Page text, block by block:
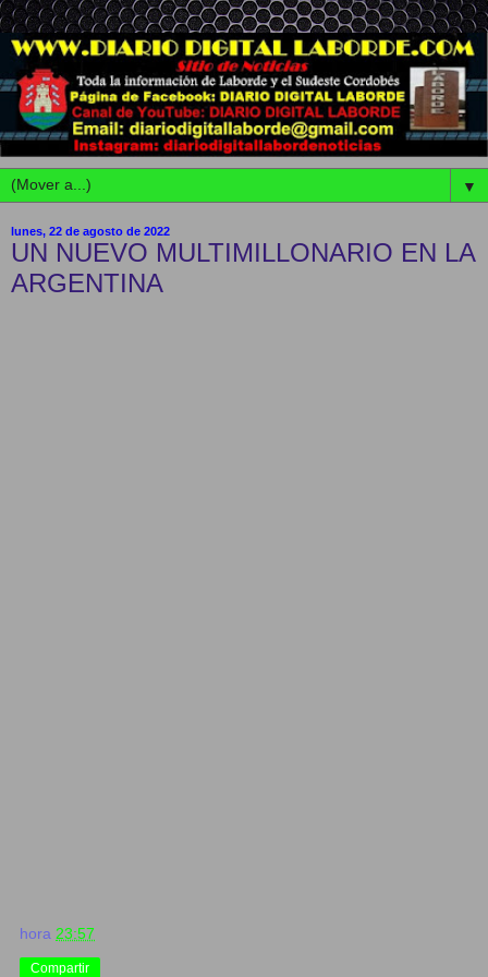
▼
lunes, 22 de agosto de 2022
UN NUEVO MULTIMILLONARIO EN LA
ARGENTINA
hora 23:57
Compartir